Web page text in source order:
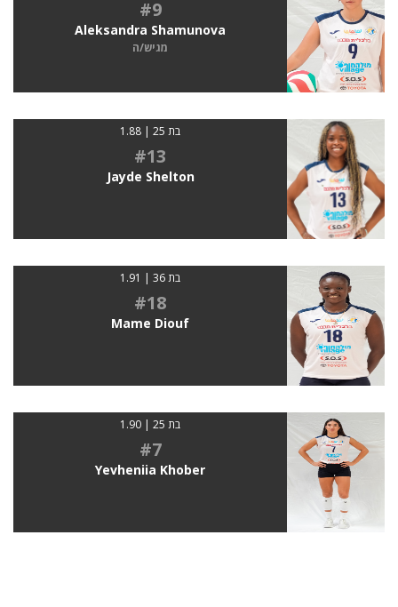
#9
Aleksandra Shamunova
מגיש/ה
בת 25 | 1.88
#13
Jayde Shelton
בת 36 | 1.91
#18
Mame Diouf
בת 25 | 1.90
#7
Yevheniia Khober